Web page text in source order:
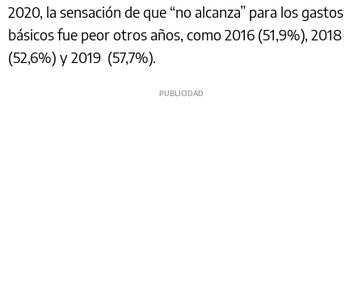
2020, la sensación de que “no alcanza” para los gastos
básicos fue peor otros años, como 2016 (51,9%), 2018
(52,6%) y 2019 (57,7%).